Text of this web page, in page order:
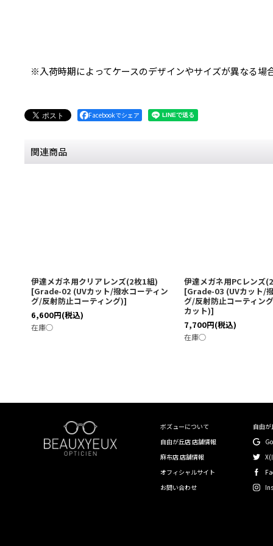
※入荷時期によってケースのデザインやサイズが異なる場
Facebookでシェア
関連商品
伊達メガネ用クリアレンズ(2枚1組)
[Grade-02 (UVカット/撥水コーティン
グ/反射防止コーティング)]
6,600円(税込)
在庫◯
伊達メガネ用PCレンズ
[Grade-03 (UVカット/
グ/反射防止コーティン
カット)]
7,700円(税込)
在庫◯
ボズューについて
自由が丘店 店舗情報
麻布店 店舗情報
オフィシャルサイト
お問い合わせ
自由が